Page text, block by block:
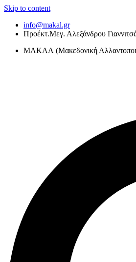
Skip to content
info@makal.gr
Προέκτ.Μεγ. Αλεξάνδρου
ΜΑΚΑΛ (Μακεδονική